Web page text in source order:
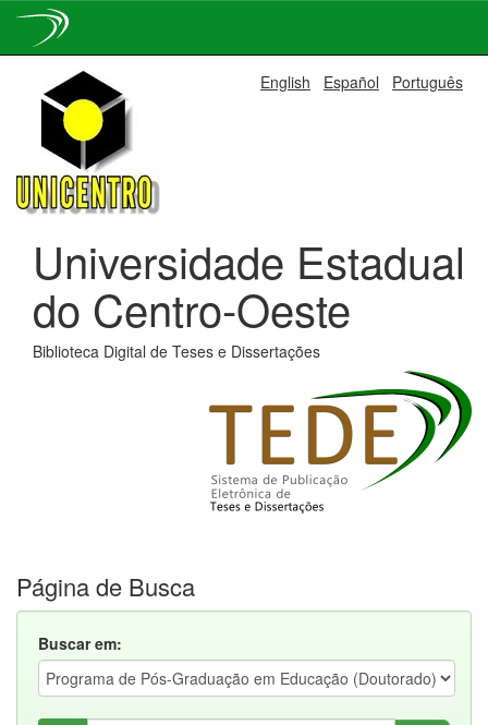
navigation
English Español Português
Universidade Estadual
do Centro-Oeste
Biblioteca Digital de Teses e Dissertações
Página de Busca
Buscar em: